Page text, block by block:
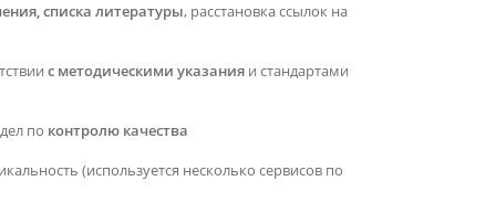
списка литературы, расстановка ссылок на
с методическими указания и стандартами
по контролю качества
(используется несколько сервисов по